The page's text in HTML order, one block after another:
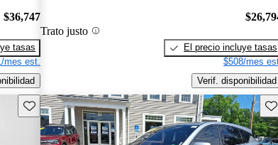
$36,747
tasas
mes est.
Trato justo
El precio incluye tasas
$508/mes
Verif. disponibilidad
Guarda este Aviso